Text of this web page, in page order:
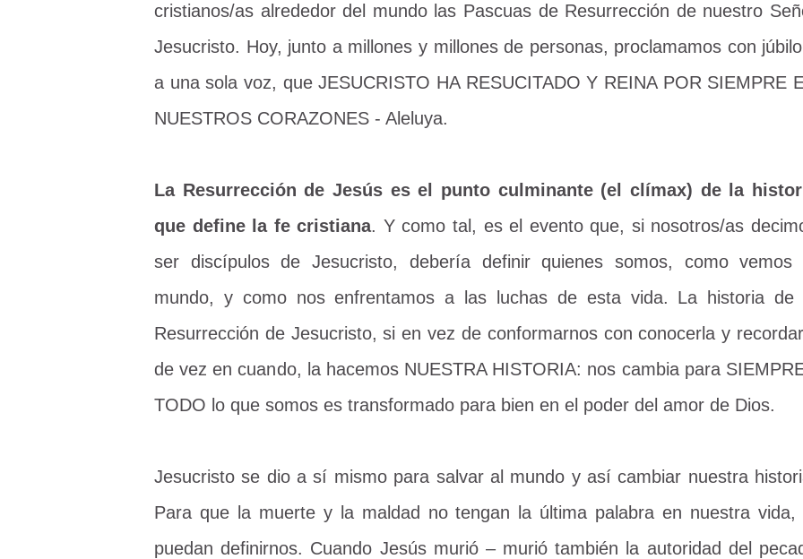
cristianos/as alrededor del mundo las Pascuas de Resurrección de nuestro
Jesucristo. Hoy, junto a millones y millones de personas, proclamamos con
a una sola voz, que JESUCRISTO HA RESUCITADO Y REINA POR SIEMPRE
NUESTROS CORAZONES - Aleluya.
La Resurrección de Jesús es el punto culminante (el clímax) de la
que define la fe cristiana. Y como tal, es el evento que, si nosotros/as
ser discípulos de Jesucristo, debería definir quienes somos, como vemos
mundo, y como nos enfrentamos a las luchas de esta vida. La historia de
Resurrección de Jesucristo, si en vez de conformarnos con conocerla y
de vez en cuando, la hacemos NUESTRA HISTORIA: nos cambia para
TODO lo que somos es transformado para bien en el poder del amor de Dios.
Jesucristo se dio a sí mismo para salvar al mundo y así cambiar nuestra
Para que la muerte y la maldad no tengan la última palabra en nuestra vida,
puedan definirnos. Cuando Jesús murió – murió también la autoridad del